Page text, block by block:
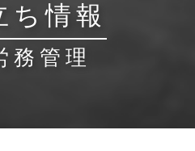
ち情報
務管理